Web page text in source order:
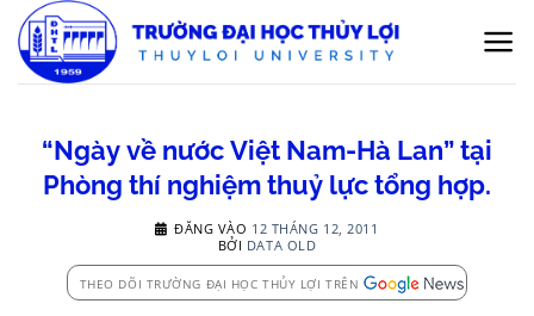
qua
nội
“Ngày về nước Việt Nam-Hà Lan” tại
Phòng thí nghiệm thuỷ lực tổng hợp.
ĐĂNG VÀO 12 THÁNG 12, 2011
BỞI DATA OLD
THEO DÕI TRƯỜNG ĐẠI HỌC THỦY LỢI TRÊN